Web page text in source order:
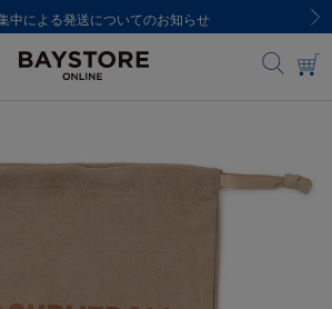
中による発送についてのお知らせ